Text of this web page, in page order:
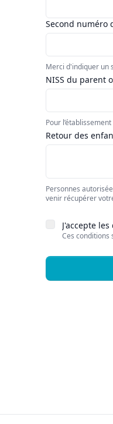
Second numéro
Merci d'indiquer un
NISS du parent
Pour
Retour des
Personnes
venir récupérer
J'accepte
Ces conditions